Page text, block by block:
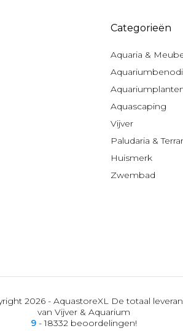
Categorieën
Aquaria &
Aquascaping
Vijver
Paludaria &
Huismerk
Zwembad
2026 - AquastoreXL De totaal
van Vijver & Aquarium
9 - 18332 beoordelingen!